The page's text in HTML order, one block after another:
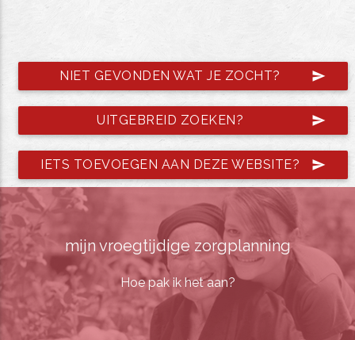
NIET GEVONDEN WAT JE ZOCHT? send
UITGEBREID ZOEKEN? send
IETS TOEVOEGEN AAN DEZE WEBSITE? send
mijn vroegtijdige zorgplanning
Hoe pak ik het aan?